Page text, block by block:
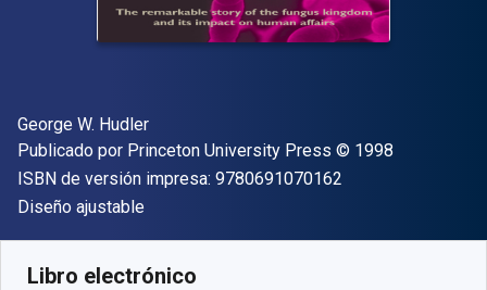
Autor(es)
George W. Hudler
Editorial
Publicado por Princeton University Press Copyright
© 1998
ISBN de versión impresa: 9780691070162
Formato
Diseño ajustable
Libro electrónico